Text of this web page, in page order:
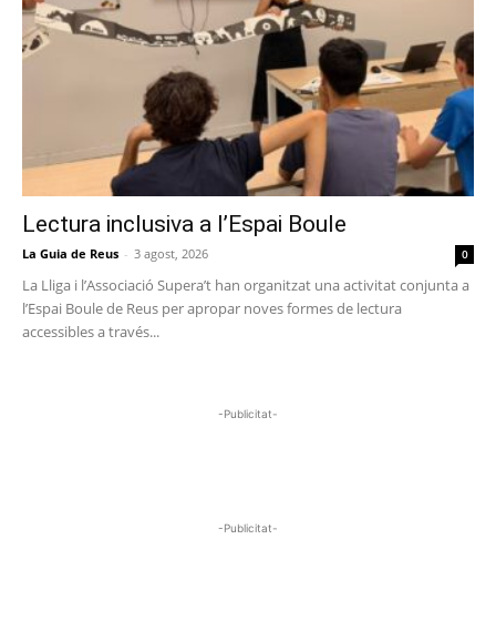
Lectura inclusiva a l’Espai Boule
La Guia de Reus - 3 agost, 2026 0
La Lliga i l’Associació Supera’t han organitzat una activitat conjunta a
l’Espai Boule de Reus per apropar noves formes de lectura
accessibles a través...
-Publicitat-
-Publicitat-